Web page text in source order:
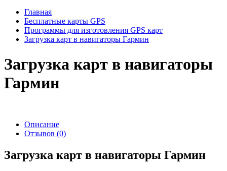
Главная
Бесплатные карты GPS
Программы для изготовления GPS карт
Загрузка карт в навигаторы Гармин
Загрузка карт в навигаторы
Гармин
Описание
Отзывов (0)
Загрузка карт в навигаторы Гармин